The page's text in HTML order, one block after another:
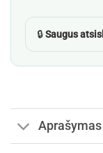
🔒Saugus
Aprašymas